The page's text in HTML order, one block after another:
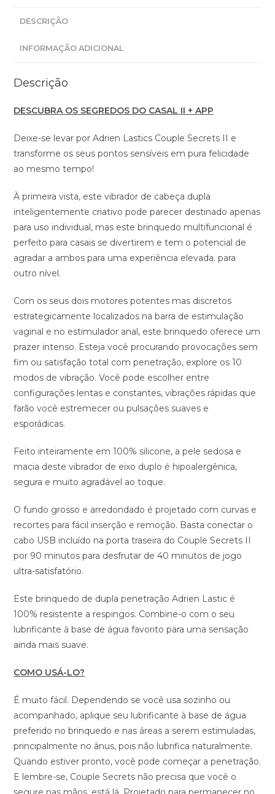
DESCRIÇÃO
INFORMAÇÃO ADICIONAL
Descrição
DESCUBRA OS SEGREDOS DO CASAL II + APP
Deixe-se levar por Adrien Lastics Couple Secrets II e
transforme os seus pontos sensíveis em pura felicidade
ao mesmo tempo!
À primeira vista, este vibrador de cabeça dupla
inteligentemente criativo pode parecer destinado apenas
para uso individual, mas este brinquedo multifuncional é
perfeito para casais se divertirem e tem o potencial de
agradar a ambos para uma experiência elevada. para
outro nível.
Com os seus dois motores potentes mas discretos
estrategicamente localizados na barra de estimulação
vaginal e no estimulador anal, este brinquedo oferece um
prazer intenso. Esteja você procurando provocações sem
fim ou satisfação total com penetração, explore os 10
modos de vibração. Você pode escolher entre
configurações lentas e constantes, vibrações rápidas que
farão você estremecer ou pulsações suaves e
esporádicas.
Feito inteiramente em 100% silicone, a pele sedosa e
macia deste vibrador de eixo duplo é hipoalergênica,
segura e muito agradável ao toque.
O fundo grosso e arredondado é projetado com curvas e
recortes para fácil inserção e remoção. Basta conectar o
cabo USB incluído na porta traseira do Couple Secrets II
por 90 minutos para desfrutar de 40 minutos de jogo
ultra-satisfatório.
Este brinquedo de dupla penetração Adrien Lastic é
100% resistente a respingos. Combine-o com o seu
lubrificante à base de água favorito para uma sensação
ainda mais suave.
COMO USÁ-LO?
É muito fácil. Dependendo se você usa sozinho ou
acompanhado, aplique seu lubrificante à base de água
preferido no brinquedo e nas áreas a serem estimuladas,
principalmente no ânus, pois não lubrifica naturalmente.
Quando estiver pronto, você pode começar a penetração.
E lembre-se, Couple Secrets não precisa que você o